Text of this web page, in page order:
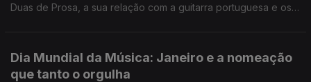
Duas de Prosa, a sua relação com a guitarra portuguesa e os
Dia Mundial da Música: Janeiro e a nomeação
que tanto o orgulha